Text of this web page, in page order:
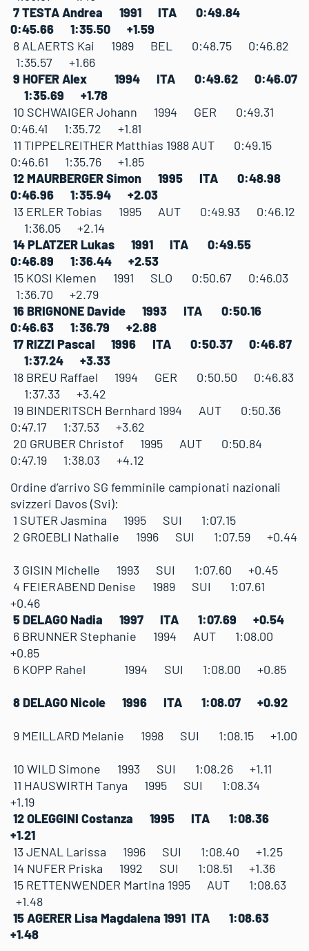
7 TESTA Andrea 1991 ITA 0:49.84
0:45.66 1:35.50 +1.59
8 ALAERTS Kai 1989 BEL 0:48.75 0:46.82
1:35.57 +1.66
9 HOFER Alex 1994 ITA 0:49.62 0:46.07
1:35.69 +1.78
10 SCHWAIGER Johann 1994 GER 0:49.31
0:46.41 1:35.72 +1.81
11 TIPPELREITHER Matthias 1988 AUT 0:49.15
0:46.61 1:35.76 +1.85
12 MAURBERGER Simon 1995 ITA 0:48.98
0:46.96 1:35.94 +2.03
13 ERLER Tobias 1995 AUT 0:49.93 0:46.12
1:36.05 +2.14
14 PLATZER Lukas 1991 ITA 0:49.55
0:46.89 1:36.44 +2.53
15 KOSI Klemen 1991 SLO 0:50.67 0:46.03
1:36.70 +2.79
16 BRIGNONE Davide 1993 ITA 0:50.16
0:46.63 1:36.79 +2.88
17 RIZZI Pascal 1996 ITA 0:50.37 0:46.87
1:37.24 +3.33
18 BREU Raffael 1994 GER 0:50.50 0:46.83
1:37.33 +3.42
19 BINDERITSCH Bernhard 1994 AUT 0:50.36
0:47.17 1:37.53 +3.62
20 GRUBER Christof 1995 AUT 0:50.84
0:47.19 1:38.03 +4.12
Ordine d’arrivo SG femminile campionati nazionali
svizzeri Davos (Svi):
1 SUTER Jasmina 1995 SUI 1:07.15
2 GROEBLI Nathalie 1996 SUI 1:07.59 +0.44
3 GISIN Michelle 1993 SUI 1:07.60 +0.45
4 FEIERABEND Denise 1989 SUI 1:07.61
+0.46
5 DELAGO Nadia 1997 ITA 1:07.69 +0.54
6 BRUNNER Stephanie 1994 AUT 1:08.00
+0.85
6 KOPP Rahel 1994 SUI 1:08.00 +0.85
8 DELAGO Nicole 1996 ITA 1:08.07 +0.92
9 MEILLARD Melanie 1998 SUI 1:08.15 +1.00
10 WILD Simone 1993 SUI 1:08.26 +1.11
11 HAUSWIRTH Tanya 1995 SUI 1:08.34
+1.19
12 OLEGGINI Costanza 1995 ITA 1:08.36
+1.21
13 JENAL Larissa 1996 SUI 1:08.40 +1.25
14 NUFER Priska 1992 SUI 1:08.51 +1.36
15 RETTENWENDER Martina 1995 AUT 1:08.63
+1.48
15 AGERER Lisa Magdalena 1991 ITA 1:08.63
+1.48